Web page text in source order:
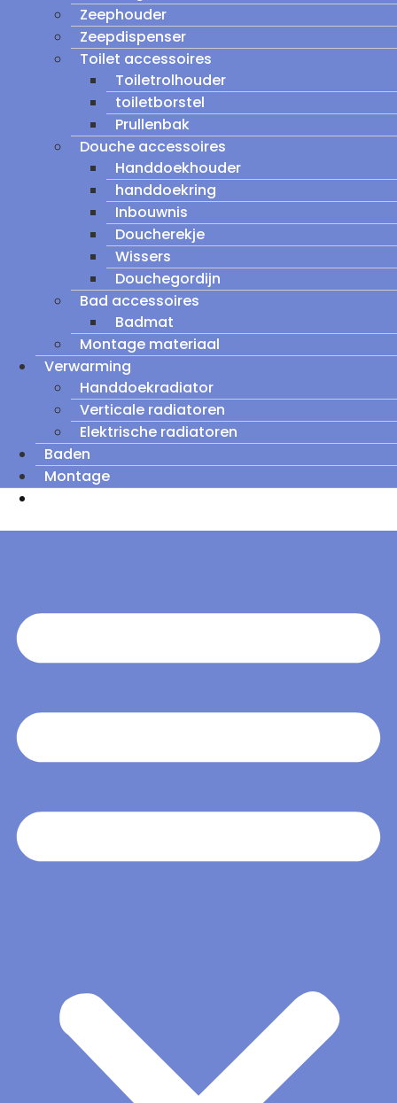
Zeephouder
Zeepdispenser
Toilet accessoires
Toiletrolhouder
toiletborstel
Prullenbak
Douche accessoires
Handdoekhouder
handdoekring
Inbouwnis
Doucherekje
Wissers
Douchegordijn
Bad accessoires
Badmat
Montage materiaal
Verwarming
Handdoekradiator
Verticale radiatoren
Elektrische radiatoren
Baden
Montage